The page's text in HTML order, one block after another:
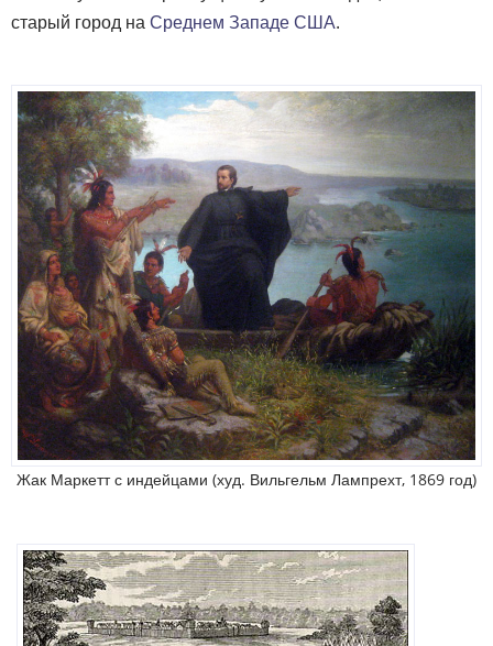
старый город наСреднем Западе США.
Жак Маркетт с индейцами (худ. Вильгельм Лампрехт, 1869 год)